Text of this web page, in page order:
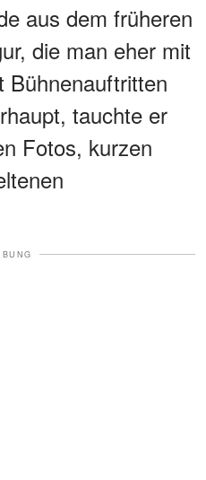
aus dem früheren
die man eher mit
Bühnenauftritten
tauchte er
Fotos, kurzen